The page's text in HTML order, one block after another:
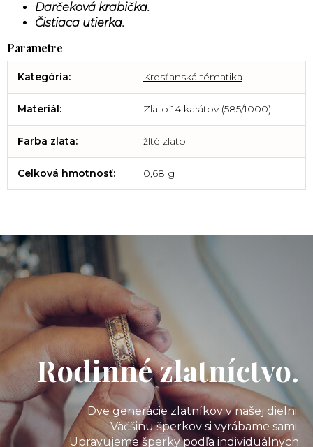
Darčeková krabička.
Čistiaca utierka.
Kategória: Kresťanská tématika
Materiál: Zlato 14 karátov (585/1000)
Farba zlata: žlté zlato
Celková hmotnosť: 0,68 g
Rodinné zlatníctvo.
Dve generácie zlatníkov v našej dielni.
Väčšinu šperkov si vyrábame sami.
Upravujeme šperky podľa individuálnych